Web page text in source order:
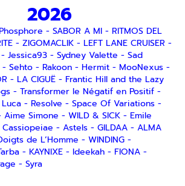
2026
- SABOR A MI - RITMOS DEL
- ZIGOMACLIK - LEFT LANE CRUISER -
- Jessica93 - Sydney Valette - Sad
- Sehto - Rakoon - Hermit - MooNexus -
- LA CIGUË - Frantic Hill and the Lazy
- Transformer le Négatif en Positif -
- Resolve - Space Of Variations -
Aime Simone - WILD & SICK - Emile
- Astels - GILDAA - ALMA
de L’Homme - WINDING -
- KAYNIXE - Ideekah - FIONA -
- Syra